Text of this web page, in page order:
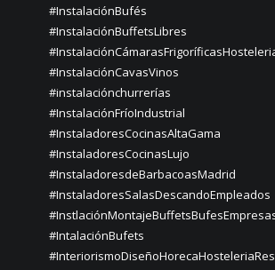
#InstalaciónBufés
#InstalaciónBuffetsLibres
#InstalaciónCavasVinos
#instalaciónchurrerías
#InstalaciónFríoIndustrial
#InstaladoresCocinasAltaGama
#InstaladoresCocinasLujo
#InstaladoresdeBarbacoasMadrid
#InstaladoresSalasDescandoEmpleados
#IntalaciónBufets